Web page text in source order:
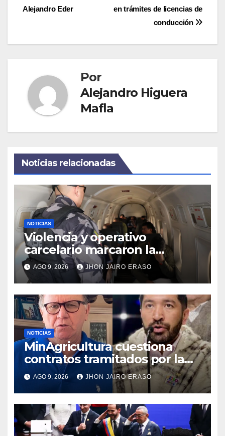
de
en trámites de licencias de
conducción
Alejandro Eder
Por
Alejandro Higuera
Mafla
Noticias relacionadas
NOTICIAS
Violencia y operativo
carcelario marcaron la
primera jornada del nuevo
Gobierno
AGO 9, 2026 JHON JAIRO ERASO
NOTICIAS
MinAgricultura cuestiona
contratos tramitados por la
Agencia de Desarrollo Rural
durante jornada del sábado
AGO 9, 2026 JHON JAIRO ERASO